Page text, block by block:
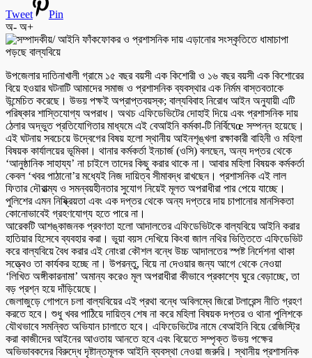
Tweet
Pin
অ- অ+
উপজেলার দাতিনাখালী গ্রামে ১৫ বছর বয়সী এক কিশোরী ও ১৬ বছর বয়সী এক কিশোরের
বিয়ে হওয়ার ঘটনাটি আমাদের সমাজ ও প্রশাসনিক ব্যবস্থার এক নির্মম বাস্তবতাকে
উন্মেচিত করেছে। উভয় পক্ষই অপ্রাপ্তবয়স্ক; বাল্যবিবাহ নিরোধ আইন অনুযায়ী এটি
পরিষ্কার শাস্তিযোগ্য অপরাধ। অথচ এফিডেভিটের দোহাই দিয়ে এবং প্রশাসনিক দায়
ঠেলার অদ্ভুত প্রতিযোগিতার মাধ্যমে এই বেআইনি কর্মকা-টি নির্বিঘেœ সম্পন্ন হয়েছে।
এই ঘটনায় সবচেয়ে উদ্বেগের বিষয় হলো স্থানীয় আইনশৃঙ্খলা রক্ষাকারী বাহিনী ও মহিলা
বিষয়ক কার্যালয়ের ভূমিকা। থানার কর্মকর্তা ইনচার্জ (ওসি) বলছেন, অন্য দপ্তর থেকে
‘আনুষ্ঠানিক সাহায্য’ না চাইলে তাদের কিছু করার থাকে না। আবার মহিলা বিষয়ক কর্মকর্তা
কেবল ‘খবর পাঠানো’র মধ্যেই নিজ দায়িত্ব সীমাবদ্ধ রাখছেন। প্রশাসনিক এই লাল
ফিতার দৌরাত্ম্য ও সমন্বয়হীনতার সুযোগ নিয়েই মূলত অপরাধীরা পার পেয়ে যাচ্ছে।
পুলিশের এমন নিষ্ক্রিয়তা এবং এক দপ্তর থেকে অন্য দপ্তরে দায় চাপানোর মানসিকতা
কোনোভাবেই গ্রহণযোগ্য হতে পারে না।
আরেকটি আশঙ্কাজনক প্রবণতা হলো আদালতের এফিডেভিটকে বাল্যবিয়ে আইনি করার
হাতিয়ার হিসেবে ব্যবহার করা। ভুয়া বয়স দেখিয়ে কিংবা জাল নথির ভিত্তিতে এফিডেভিট
করে বাল্যবিয়ে বৈধ করার এই নোংরা কৌশল বন্ধে উচ্চ আদালতের স্পষ্ট নির্দেশনা থাকা
সত্ত্বেও তা কার্যকর হচ্ছে না। উপরন্তু, বিয়ে না দেওয়ার জন্য আগে থেকে নেওয়া
‘লিখিত অঙ্গীকারনামা’ অমান্য করেও মূল অপরাধীরা কীভাবে প্রকাশ্যে ঘুরে বেড়াচ্ছে, তা
বড় প্রশ্ন হয়ে দাঁড়িয়েছে।
জেলাজুড়ে গোপনে চলা বাল্যবিয়ের এই প্রথা বন্ধে অবিলম্বে জিরো টলারেন্স নীতি গ্রহণ
করতে হবে। শুধু খবর পাঠিয়ে দায়িত্ব শেষ না করে মহিলা বিষয়ক দপ্তর ও থানা পুলিশকে
যৌথভাবে সমন্বিত অভিযান চালাতে হবে। এফিডেভিটের নামে বেআইনি বিয়ে রেজিস্ট্রি
করা কাজীদের আইনের আওতায় আনতে হবে এবং বিয়েতে সম্পৃক্ত উভয় পক্ষের
অভিভাবকদের বিরুদ্ধে দৃষ্টান্তমূলক আইনি ব্যবস্থা নেওয়া জরুরি। স্থানীয় প্রশাসনিক